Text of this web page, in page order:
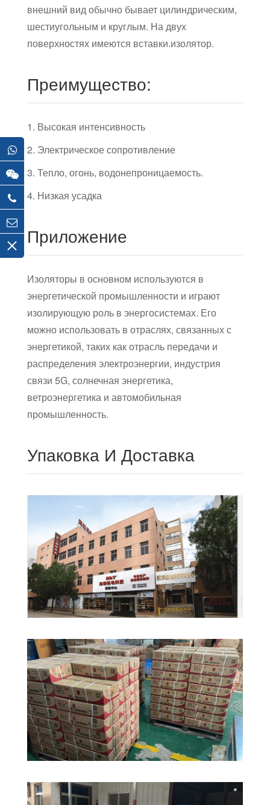
внешний вид обычно бывает цилиндрическим,
шестиугольным и круглым. На двух
поверхностях имеются вставки.изолятор.
Преимущество:
1. Высокая интенсивность
2. Электрическое сопротивление
3. Тепло, огонь, водонепроницаемость.
4. Низкая усадка
Приложение
Изоляторы в основном используются в
энергетической промышленности и играют
изолирующую роль в энергосистемах. Его
можно использовать в отраслях, связанных с
энергетикой, таких как отрасль передачи и
распределения электроэнергии, индустрия
связи 5G, солнечная энергетика,
ветроэнергетика и автомобильная
промышленность.
Упаковка И Доставка